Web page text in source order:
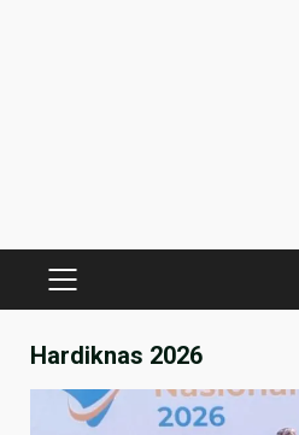
PRIMARY
Hardiknas 2026